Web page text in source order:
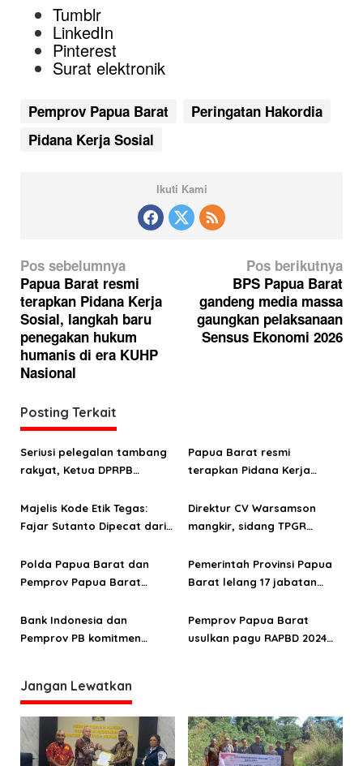
Tumblr
LinkedIn
Pinterest
Surat elektronik
Pemprov Papua Barat
Peringatan Hakordia
Pidana Kerja Sosial
Ikuti Kami
N
a
v
i
g
a
s
i
p
o
s
Pos sebelumnya
Papua Barat resmi
terapkan Pidana Kerja
Sosial, langkah baru
penegakan hukum
humanis di era KUHP
Nasional
Pos berikutnya
BPS Papua Barat
gandeng media massa
gaungkan pelaksanaan
Sensus Ekonomi 2026
Posting Terkait
Seriusi pelegalan tambang
rakyat, Ketua DPRPB
Menko Perekonomian dan
Menteri ESDM
Papua Barat resmi
terapkan Pidana Kerja
penegakan hukum humanis
di era KUHP Nasional
Majelis Kode Etik Tegas:
Fajar Sutanto Dipecat dari
Direktur CV Warsamson
mangkir, sidang TPGR
pemeriksaan kasus
kekurangan Rp261 Juta
Polda Papua Barat dan
Pemprov Papua Barat
kesepahaman peningkatan
produktivitas pertanian
Pemerintah Provinsi Papua
Barat lelang 17 jabatan
Bank Indonesia dan
Pemprov PB komitmen
Pemprov Papua Barat
usulkan pagu RAPBD 2024
Jangan Lewatkan